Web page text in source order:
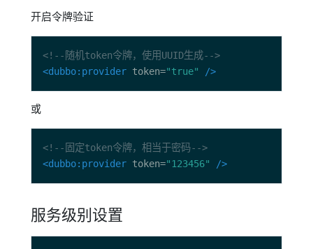
开启令牌验证
<!--随机token令牌，使用UUID生成-->
<dubbo:provider token="true" />
或
<!--固定token令牌，相当于密码-->
<dubbo:provider token="123456" />
服务级别设置